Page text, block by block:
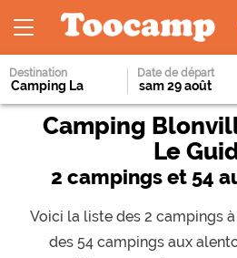
Destination Date de départ
Camping
Le
2 campings et 54
Voici la liste des 2 campings
des 54 campings aux